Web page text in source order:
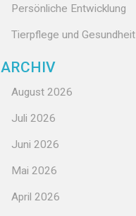
Persönliche Entwicklung
Tierpflege und Gesundheit
ARCHIV
August 2026
Juli 2026
Juni 2026
Mai 2026
April 2026